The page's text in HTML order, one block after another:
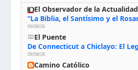
El Observador de la Actualidad
09/08/26
El Puente
09/08/26
Camino Católico